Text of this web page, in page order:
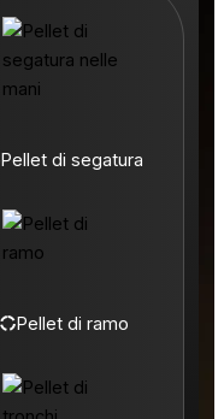
Pellet di segatura
Pellet di ramo